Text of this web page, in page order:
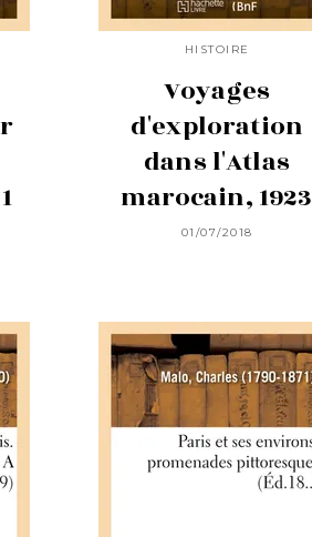
HISTOIRE
Voyages
d'exploration
dans l'Atlas
marocain, 1923
01/07/2018